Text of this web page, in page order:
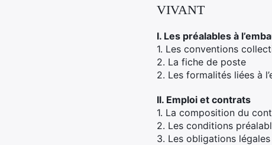
VIVANT
I. Les préalables à
1. Les conventions
2. La fiche de poste
2. Les formalités liées à
II. Emploi et contrats
1. La composition du
2. Les conditions
3. Les obligations légales